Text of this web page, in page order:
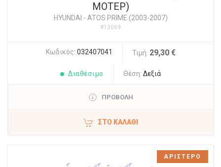
ΜΟΤΕΡ)
HYUNDAI - ATOS PRIME (2003-2007)
#13069
Κωδικός: 032407041 Τιμή: 29,30 €
Διαθέσιμο Θέση: Δεξιά
ΠΡΟΒΟΛΗ
ΣΤΟ ΚΑΛΆΘΙ
ΑΡΙΣΤΕΡΟ